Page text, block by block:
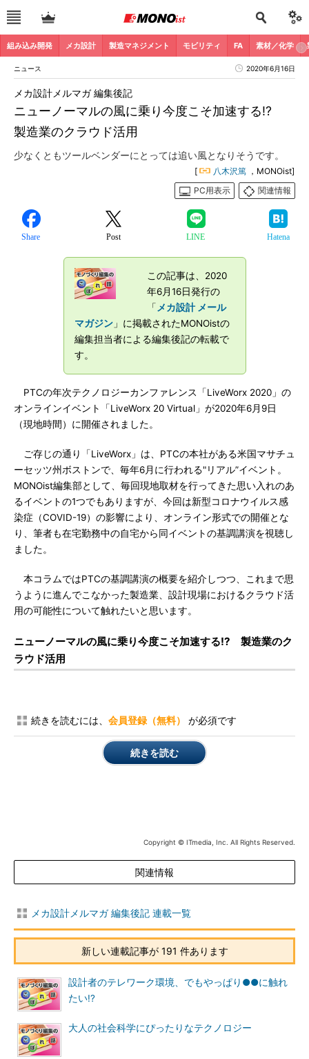
組み込み開発 メカ設計 製造マネジメント モビリティ FA 素材／化学
ニュース 2020年6月16日
ニューノーマルの風に乗り今度こそ加速する!?
製造業のクラウド活用
メカ設計メルマガ 編集後記
少なくともツールベンダーにとっては追い風となりそうです。
[ 八木沢篤 ，MONOist]
PC用表示
関連情報
Share Post LINE Hatena
この記事は、2020
年6月16日発行の
「 メカ設計 メール
マガジン」に掲載されたMONOistの
編集担当者による編集後記の転載で
す。
PTCの年次テクノロジーカンファレンス「LiveWorx 2020」の
オンラインイベント「LiveWorx 20 Virtual」が2020年6月9日
（現地時間）に開催されました。
ご存じの通り「LiveWorx」は、PTCの本社がある米国マサチュ
ーセッツ州ボストンで、毎年6月に行われる"リアル”イベント。
MONOist編集部として、毎回現地取材を行ってきた思い入れのあ
るイベントの1つでもありますが、今回は新型コロナウイルス感
染症（COVID-19）の影響により、オンライン形式での開催とな
り、筆者も在宅勤務中の自宅から同イベントの基調講演を視聴し
ました。
本コラムではPTCの基調講演の概要を紹介しつつ、これまで思
うように進んでこなかった製造業、設計現場におけるクラウド活
用の可能性について触れたいと思います。
ニューノーマルの風に乗り今度こそ加速する!? 製造業のク
ラウド活用
続きを読むには、 会員登録（無料） が必須です
続きを読む
Copyright © ITmedia, Inc. All Rights Reserved.
関連情報
メカ設計メルマガ 編集後記 連載一覧
新しい連載記事が 191 件あります
設計者のテレワーク環境、でもやっぱり●●に触れ
たい!?
大人の社会科学にぴったりなテクノロジー